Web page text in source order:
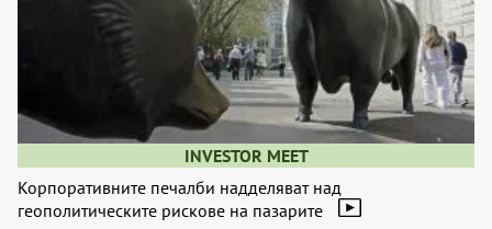
INVESTOR MEET
Корпоративните печалби надделяват над
геополитическите рискове на пазарите